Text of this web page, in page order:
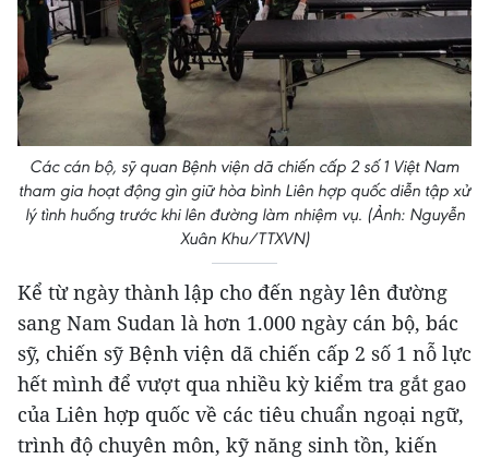
Các cán bộ, sỹ quan Bệnh viện dã chiến cấp 2 số 1 Việt Nam
tham gia hoạt động gìn giữ hòa bình Liên hợp quốc diễn tập xử
lý tình huống trước khi lên đường làm nhiệm vụ. (Ảnh: Nguyễn
Xuân Khu/TTXVN)
Kể từ ngày thành lập cho đến ngày lên đường
sang Nam Sudan là hơn 1.000 ngày cán bộ, bác
sỹ, chiến sỹ Bệnh viện dã chiến cấp 2 số 1 nỗ lực
hết mình để vượt qua nhiều kỳ kiểm tra gắt gao
của Liên hợp quốc về các tiêu chuẩn ngoại ngữ,
trình độ chuyên môn, kỹ năng sinh tồn, kiến